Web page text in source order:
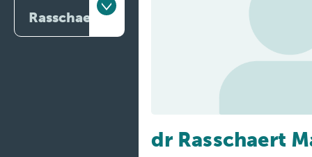
Rasschaert
dr Rasschaert